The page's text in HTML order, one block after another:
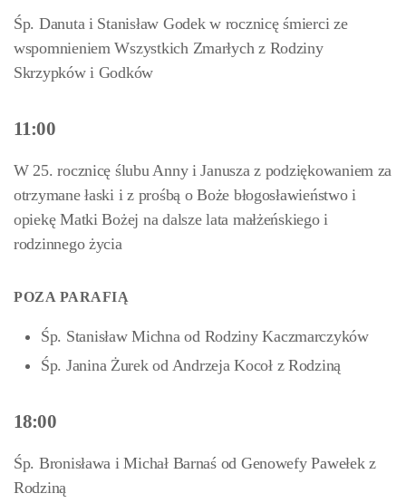
Śp. Danuta i Stanisław Godek w rocznicę śmierci ze
wspomnieniem Wszystkich Zmarłych z Rodziny
Skrzypków i Godków
11:00
W 25. rocznicę ślubu Anny i Janusza z podziękowaniem za
otrzymane łaski i z prośbą o Boże błogosławieństwo i
opiekę Matki Bożej na dalsze lata małżeńskiego i
rodzinnego życia
POZA PARAFIĄ
Śp. Stanisław Michna od Rodziny Kaczmarczyków
Śp. Janina Żurek od Andrzeja Kocoł z Rodziną
18:00
Śp. Bronisława i Michał Barnaś od Genowefy Pawełek z
Rodziną